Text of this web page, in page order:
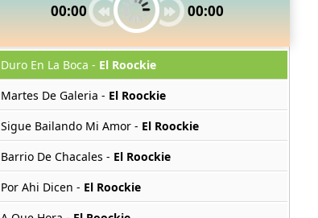
00:00 00:00
Duro En La Boca - El Roockie
Martes De Galeria - El Roockie
Sigue Bailando Mi Amor - El Roockie
Barrio De Chacales - El Roockie
Por Ahi Dicen - El Roockie